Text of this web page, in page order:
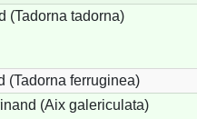
(Tadorna tadorna)
(Tadorna ferruginea)
(Aix galericulata)